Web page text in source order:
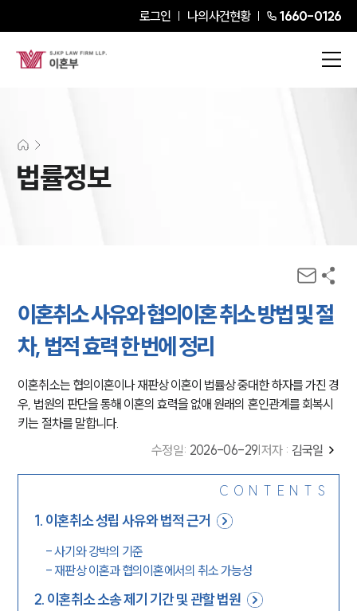
로그인 나의사건현황 1660-0126
법률정보
이혼취소 사유와 협의이혼 취소 방법 및 절
차, 법적 효력 한 번에 정리
이혼취소는 협의이혼이나 재판상 이혼이 법률상 중대한 하자를 가진 경
우, 법원의 판단을 통해 이혼의 효력을 없애 원래의 혼인관계를 회복시
키는 절차를 말합니다.
수정일: 2026-06-29 저자 : 김국일
CONTENTS
1. 이혼취소 성립 사유와 법적 근거
-사기와 강박의 기준
- 재판상 이혼과 협의이혼에서의 취소 가능성
2. 이혼취소 소송 제기 기간 및 관할 법원